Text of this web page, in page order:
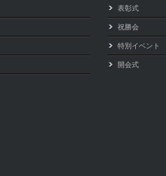
表彰式
祝勝会
特別イベント
開会式